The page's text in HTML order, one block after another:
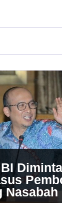
Nasabah